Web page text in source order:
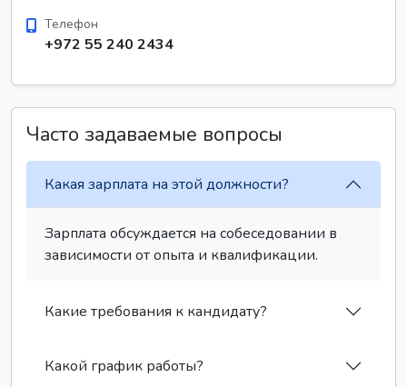
Телефон
+972 55 240 2434
Часто задаваемые вопросы
Какая зарплата на этой должности?
Зарплата обсуждается на собеседовании в
зависимости от опыта и квалификации.
Какие требования к кандидату?
Какой график работы?